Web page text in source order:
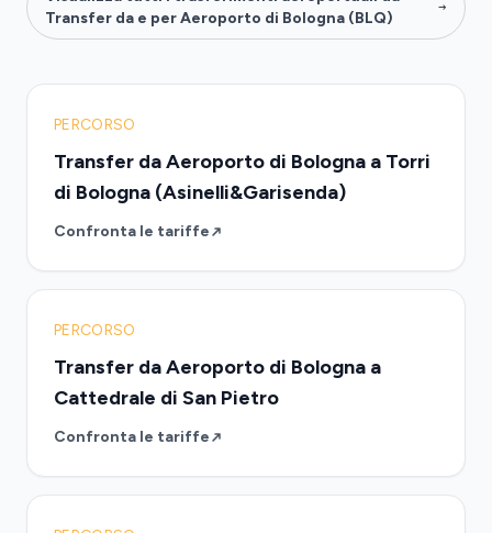
Transfer da e per Aeroporto di Bologna (BLQ)
PERCORSO
Transfer da Aeroporto di Bologna a Torri
di Bologna (Asinelli&Garisenda)
Confronta le tariffe
PERCORSO
Transfer da Aeroporto di Bologna a
Cattedrale di San Pietro
Confronta le tariffe